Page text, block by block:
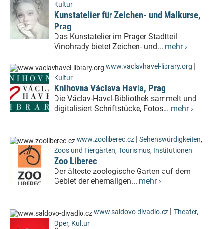
Kultur
Kunstatelier für Zeichen- und Malkurse,
Prag
Das Kunstatelier im Prager Stadtteil
Vinohrady bietet Zeichen- und... mehr ›
www.vaclavhavel-library.org |
Kultur
Knihovna Václava Havla, Prag
Die Václav-Havel-Bibliothek sammelt und
digitalisiert Schriftstücke, Fotos... mehr ›
www.zooliberec.cz | Sehenswürdigkeiten,
Zoos und Tiergärten, Tourismus, Institutionen
Zoo Liberec
Der älteste zoologische Garten auf dem
Gebiet der ehemaligen... mehr ›
www.saldovo-divadlo.cz | Theater,
Oper, Kultur